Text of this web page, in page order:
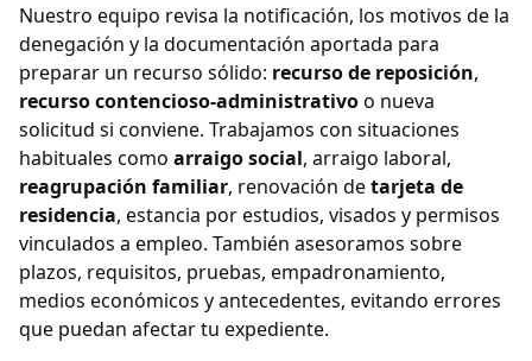
Nuestro equipo revisa la notificación, los motivos de la
denegación y la documentación aportada para
preparar un recurso sólido: recurso de reposición,
recurso contencioso-administrativoo nueva
solicitud si conviene. Trabajamos con situaciones
habituales como arraigo social, arraigo laboral,
reagrupación familiar, renovación detarjeta de
residencia, estancia por estudios, visados y permisos
vinculados a empleo. También asesoramos sobre
plazos, requisitos, pruebas, empadronamiento,
medios económicos y antecedentes, evitando errores
que puedan afectar tu expediente.